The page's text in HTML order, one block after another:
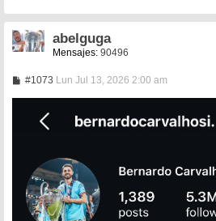
abelguga
Mensajes: 90496
#1073M
n
Lun Jul 13, 2026 2:00 am